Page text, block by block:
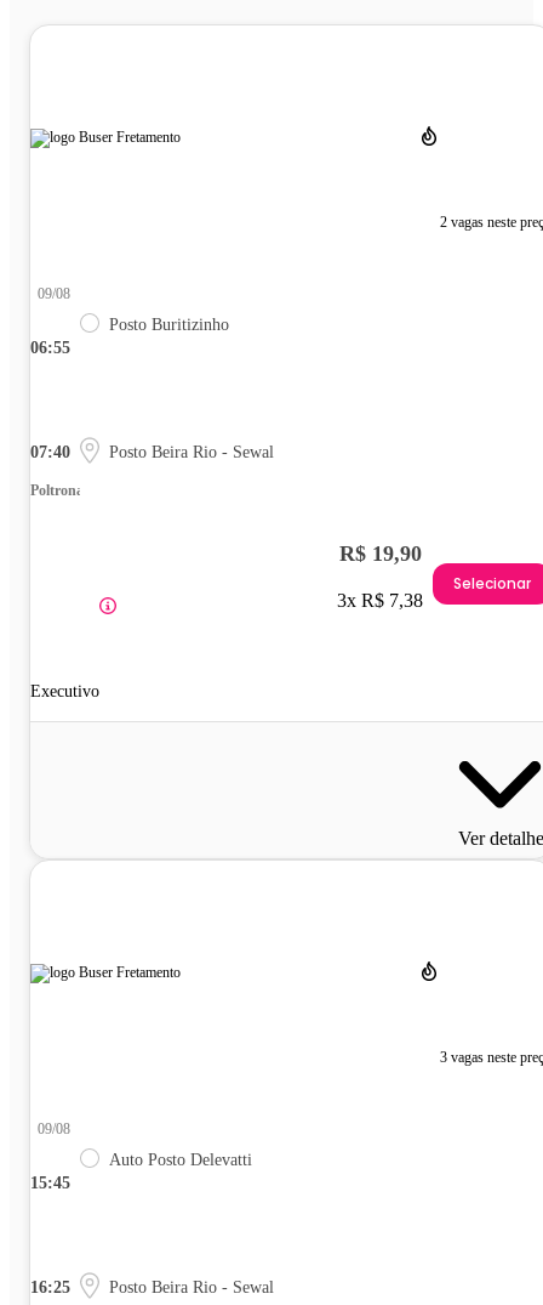
2 vagas neste
06:55
09/08
Posto Buritizinho
07:40 Posto Beira Rio - Sewal
Poltrona
Executivo
R$ 19,90
3x R$ 7,38
Selecionar
Ver
3 vagas neste
15:45
09/08
Auto Posto Delevatti
16:25 Posto Beira Rio - Sewal